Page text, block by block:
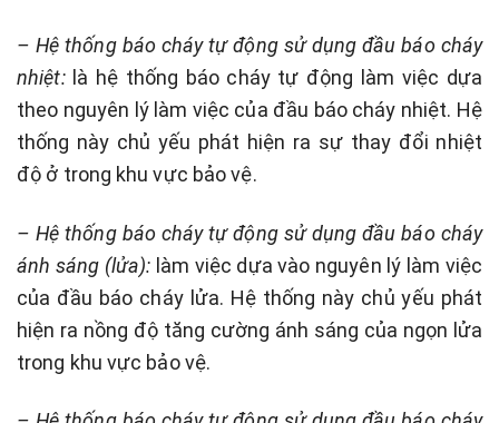
– Hệ thống báo cháy tự động sử dụng đầu báo cháy
nhiệt:là hệ thống báo cháy tự động làm việc dựa
theo nguyên lý làm việc của đầu báo cháy nhiệt. Hệ
thống này chủ yếu phát hiện ra sự thay đổi nhiệt
độ ở trong khu vực bảo vệ.
– Hệ thống báo cháy tự động sử dụng đầu báo cháy
ánh sáng (lửa): làm việc dựa vào nguyên lý làm việc
của đầu báo cháy lửa. Hệ thống này chủ yếu phát
hiện ra nồng độ tăng cường ánh sáng của ngọn lửa
trong khu vực bảo vệ.